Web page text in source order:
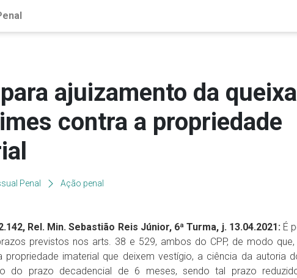
ajuizamento da
contra a propriedade
Penal Ação penal
Rel. Min. Sebastião Reis Júnior, 6ª Turma, j. 13.04.2021: É
previstos nos arts. 38 e 529, ambos do CPP, de modo
propriedade imaterial que deixem vestígio, a ciência da autoria
do prazo decadencial de 6 meses, sendo tal prazo